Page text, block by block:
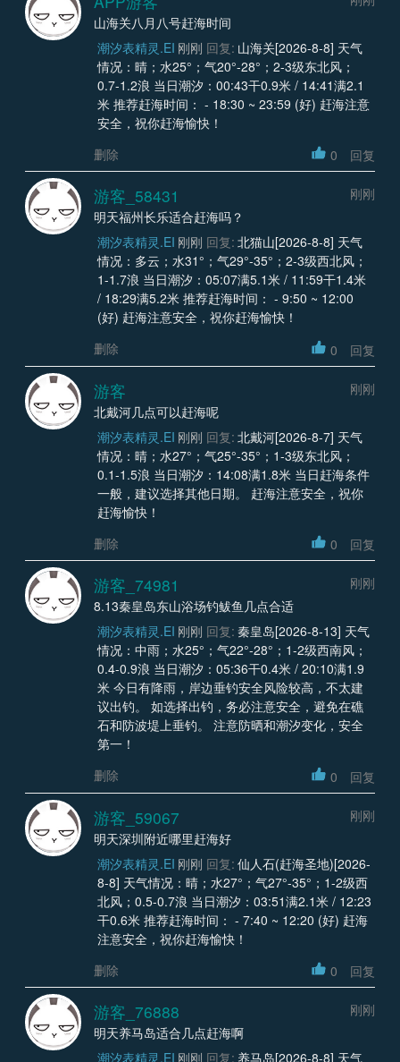
山海关八月八号赶海时间
潮汐表精灵.EI 刚刚 回复: 山海关[2026-8-8] 天气
情况：晴；水25°；气20°-28°；2-3级东北风；
0.7-1.2浪 当日潮汐：00:43干0.9米 / 14:41满2.1
米 推荐赶海时间： - 18:30 ~ 23:59 (好) 赶海注意
安全，祝你赶海愉快！
删除
0 回复
游客_58431
刚刚
明天福州长乐适合赶海吗？
潮汐表精灵.EI 刚刚 回复: 北猫山[2026-8-8] 天气
情况：多云；水31°；气29°-35°；2-3级西北风；
1-1.7浪 当日潮汐：05:07满5.1米 / 11:59干1.4米
/ 18:29满5.2米 推荐赶海时间： - 9:50 ~ 12:00
(好) 赶海注意安全，祝你赶海愉快！
删除
0 回复
游客
刚刚
北戴河几点可以赶海呢
潮汐表精灵.EI 刚刚 回复: 北戴河[2026-8-7] 天气
情况：晴；水27°；气25°-35°；1-3级东北风；
0.1-1.5浪 当日潮汐：14:08满1.8米 当日赶海条件
一般，建议选择其他日期。 赶海注意安全，祝你
赶海愉快！
删除
0 回复
游客_74981
刚刚
8.13秦皇岛东山浴场钓鲅鱼几点合适
潮汐表精灵.EI 刚刚 回复: 秦皇岛[2026-8-13] 天气
情况：中雨；水25°；气22°-28°；1-2级西南风；
0.4-0.9浪 当日潮汐：05:36干0.4米 / 20:10满1.9
米 今日有降雨，岸边垂钓安全风险较高，不太建
议出钓。 如选择出钓，务必注意安全，避免在礁
石和防波堤上垂钓。 注意防晒和潮汐变化，安全
第一！
删除
0 回复
游客_59067
刚刚
明天深圳附近哪里赶海好
潮汐表精灵.EI 刚刚 回复: 仙人石(赶海圣地)[2026-
8-8] 天气情况：晴；水27°；气27°-35°；1-2级西
北风；0.5-0.7浪 当日潮汐：03:51满2.1米 / 12:23
干0.6米 推荐赶海时间： - 7:40 ~ 12:20 (好) 赶海
注意安全，祝你赶海愉快！
删除
0 回复
游客_76888
刚刚
明天养马岛适合几点赶海啊
潮汐表精灵.EI 刚刚 回复: 养马岛[2026-8-8] 天气